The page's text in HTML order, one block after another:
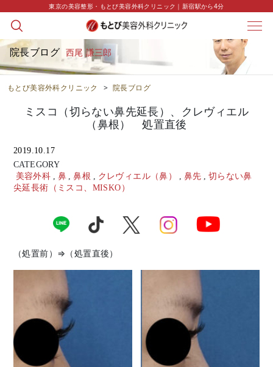
東京の美容整形・もとび美容外科クリニック｜新宿駅から4分
院長ブログ 西尾 謙三郎
もとび美容外科クリニック > 院長ブログ
ミスコ（切らない鼻先延長）、クレヴィエル
（鼻根） 処置直後
2019.10.17
CATEGORY
美容外科
鼻 鼻根 クレヴィエル（鼻） 鼻先
切らない鼻
尖延長術（ミスコ、MISKO）
（処置前）⇒（処置直後）